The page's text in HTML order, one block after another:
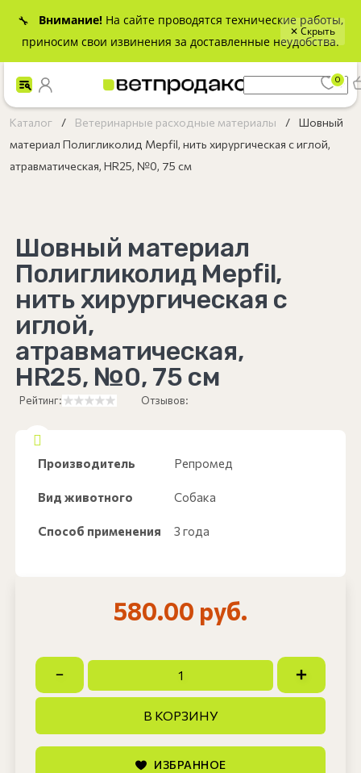
🔧 Внимание! На сайте проводятся технические работы,
приносим свои извинения за доставленные неудобства.
✕ Скрыть
0
Каталог Ветеринарные расходные материалы
Шовный
материал Полигликолид Mepfil, нить хирургическая с иглой,
атравматическая, HR25, №0, 75 см
Шовный материал
Полигликолид Mepfil,
нить хирургическая с
иглой,
атравматическая,
HR25, №0, 75 см
Рейтинг: Отзывов:
Производитель Репромед
Вид животного Собака
Способ применения 3 года
580.00 руб.
В КОРЗИНУ
ИЗБРАННОЕ